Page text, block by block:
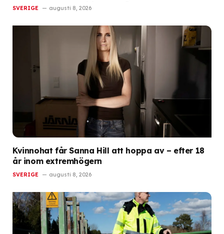
SVERIGE augusti 8, 2026
Kvinnohat får Sanna Hill att hoppa av – efter 18
år inom extremhögern
SVERIGE augusti 8, 2026